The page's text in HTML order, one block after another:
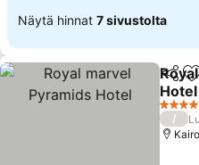
Näytä hinnat 7 sivustolta
Jaa
Hotel
4
/
Kairo